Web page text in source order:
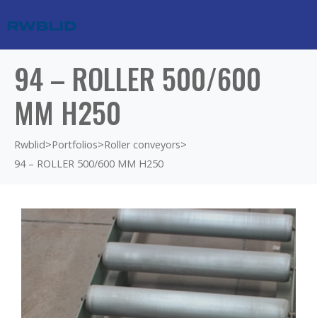
94 – ROLLER 500/600
MM H250
Rwblid>Portfolios>Roller conveyors>
94 – ROLLER 500/600 MM H250